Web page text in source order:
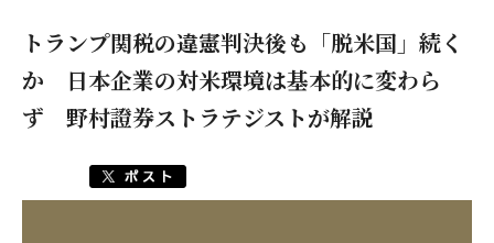
トランプ関税の違憲判決後も「脱米国」続く
か 日本企業の対米環境は基本的に変わら
ず 野村證券ストラテジストが解説